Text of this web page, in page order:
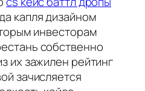
капля дизайном
инвесторам
собственно
их зажилен рейтинг
зачисляется